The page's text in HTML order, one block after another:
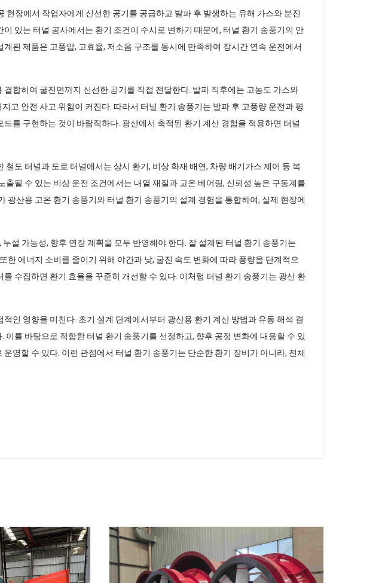
장에서 작업자에게 신선한 공기를 공급하고 발파 후 발생하는 유해 가스와 분진
있는 터널 공사에서는 환기 조건이 수시로 변하기 때문에, 터널 환기 송풍기의 안
된 제품은 고풍압, 고효율, 저소음 구조를 동시에 만족하여 장시간 연속 운전에서
합하여 굴진면까지 신선한 공기를 직접 전달한다. 발파 직후에는 고농도 가스와
고 안전 사고 위험이 커진다. 따라서 터널 환기 송풍기는 발파 후 고풍량 운전과 평
를 구현하는 것이 바람직하다. 광산에서 축적된 환기 계산 경험을 적용하면 터널
도 터널과 도로 터널에서는 상시 환기, 비상 화재 배연, 차량 배기가스 제어 등 복
될 수 있는 비상 운전 조건에서는 내열 재질과 고온 베어링, 신뢰성 높은 구동계를
산용 고온 환기 송풍기와 터널 환기 송풍기의 설계 경험을 통합하여, 실제 현장에
설 가능성, 향후 연장 계획을 모두 반영해야 한다. 잘 설계된 터널 환기 송풍기는
에너지 소비를 줄이기 위해 야간과 낮, 굴진 속도 변화에 따라 풍량을 단계적으
수집하면 환기 효율을 꾸준히 개선할 수 있다. 이처럼 터널 환기 송풍기는 광산 환
인 영향을 미친다. 초기 설계 단계에서부터 광산용 환기 계산 방법과 유동 해석 결
를 바탕으로 적합한 터널 환기 송풍기를 선정하고, 향후 공정 변화에 대응할 수 있
영할 수 있다. 이런 관점에서 터널 환기 송풍기는 단순한 환기 장비가 아니라, 전체